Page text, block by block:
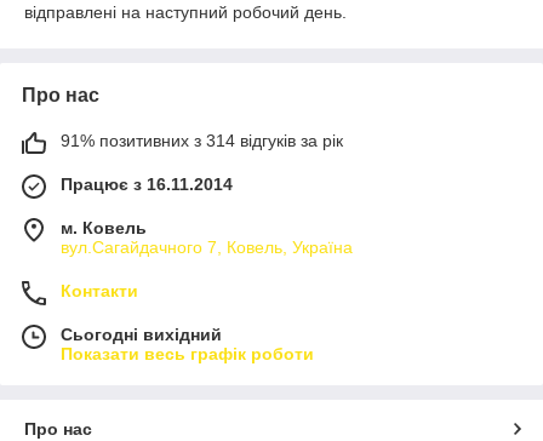
відправлені на наступний робочий день.
Про нас
91% позитивних з 314 відгуків за рік
Працює з 16.11.2014
м. Ковель
вул.Сагайдачного 7, Ковель, Україна
Контакти
Сьогодні вихідний
Показати весь графік роботи
Про нас